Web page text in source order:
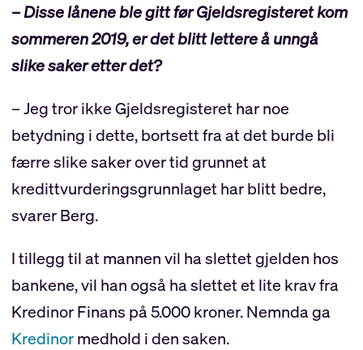
– Disse lånene ble gitt før Gjeldsregisteret kom
sommeren 2019, er det blitt lettere å unngå
slike saker etter det?
– Jeg tror ikke Gjeldsregisteret har noe
betydning i dette, bortsett fra at det burde bli
færre slike saker over tid grunnet at
kredittvurderingsgrunnlaget har blitt bedre,
svarer Berg.
I tillegg til at mannen vil ha slettet gjelden hos
bankene, vil han også ha slettet et lite krav fra
Kredinor Finans på 5.000 kroner. Nemnda ga
Kredinormedhold i den saken.